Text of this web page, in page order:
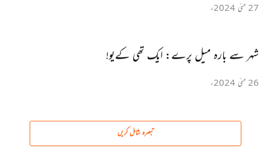
27 مئی 2024ء
شہر سے بارہ میل پرے: ایک تھی کےیو!
26 مئی 2024ء
تبصرہ شامل کریں